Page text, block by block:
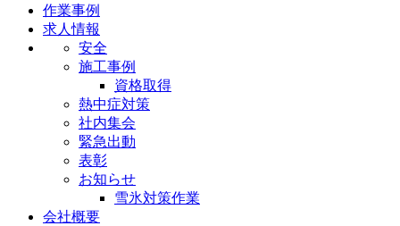
作業事例
求人情報
安全
施工事例
資格取得
熱中症対策
社内集会
緊急出動
表彰
お知らせ
雪氷対策作業
会社概要